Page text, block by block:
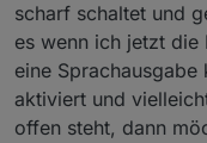
scharf schaltet und
es wenn ich jetzt die
eine
aktiviert und
offen steht, dann